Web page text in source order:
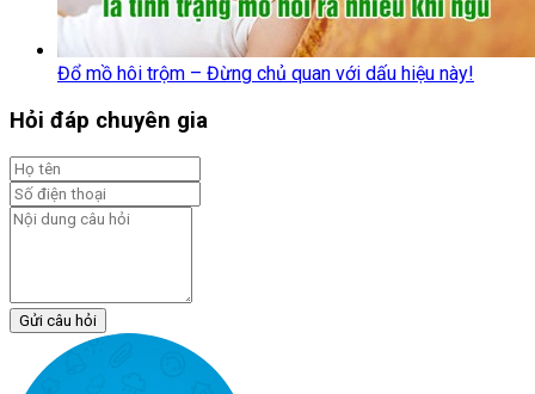
Đổ mồ hôi trộm – Đừng chủ quan với dấu hiệu này!
Hỏi đáp chuyên gia
Gửi câu hỏi